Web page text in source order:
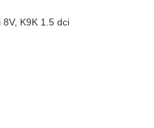
8V, K9K 1.5 dci